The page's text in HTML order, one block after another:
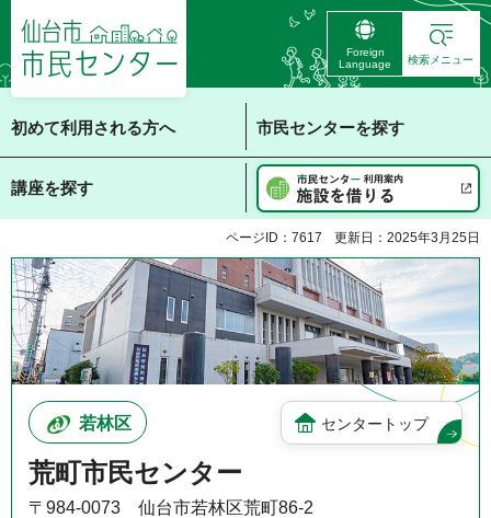
仙台市 市民センタ
ー
Foreign
Language
検索メニュー
初めて利用される方へ 市民センターを探す
講座を探す
ページID：7617 更新日：2025年3月25日
若林区 センタートップ
荒町市民センター
〒984-0073 仙台市若林区荒町86-2